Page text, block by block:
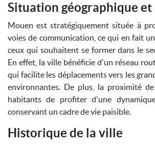
Situation géographique et
Mouen est stratégiquement située à
voies de communication, ce qui en fait
ceux qui souhaitent se former dans le
En effet, la ville bénéficie d'un réseau
qui facilite les déplacements vers les
environnantes. De plus, la proximité
habitants de profiter d'une
conservant un cadre de vie paisible.
Historique de la ville